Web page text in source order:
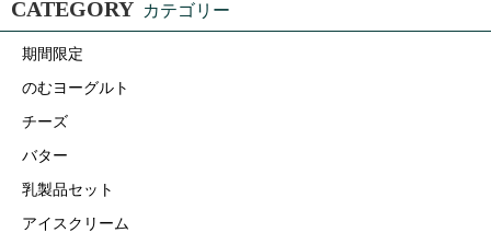
CATEGORY カテゴリー
期間限定
のむヨーグルト
チーズ
バター
乳製品セット
アイスクリーム